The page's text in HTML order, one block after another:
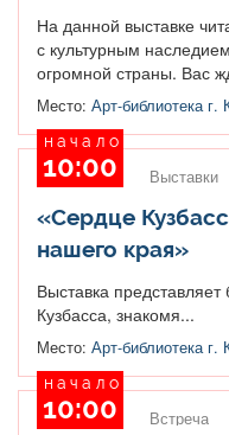
На данной выставке
с культурным
огромной страны. Вас
Место: Арт-библиотека г.
начало
10:00 Выставки
«Сердце
нашего края»
Выставка
Кузбасса, знакомя...
Место: Арт-библиотека г.
начало
10:00 Встреча